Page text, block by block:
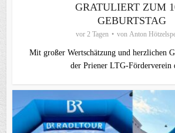
GRATULIERT ZUM
GEBURTSTAG
vor 2 Tagen von Anton
Mit großer Wertschätzung und herzlichen
der Priener LTG‑Förderverein